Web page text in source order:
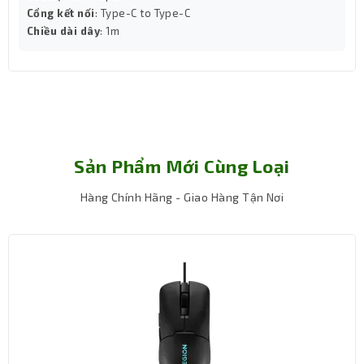
Cổng kết nối: Type-C to Type-C
Chiều dài dây: 1m
Sản Phẩm Mới Cùng Loại
Hàng Chính Hãng - Giao Hàng Tận Nơi